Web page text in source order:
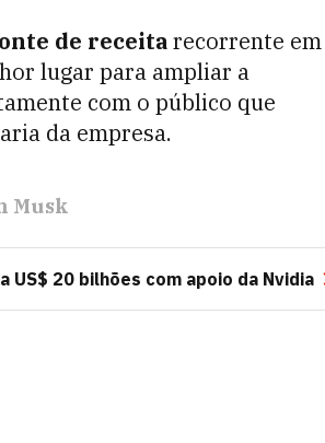
de receitarecorrente em
lugar para ampliar a
com o público que
da empresa.
Musk
US$ 20 bilhões com apoio da Nvidia